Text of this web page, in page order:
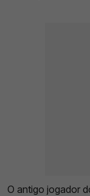
O antigo jogador